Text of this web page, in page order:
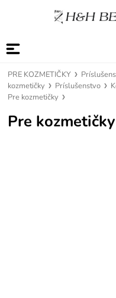
PRE KOZMETIČKY
kozmetičky
Príslušenstvo
Pre kozmetičky
Pre kozmetičky